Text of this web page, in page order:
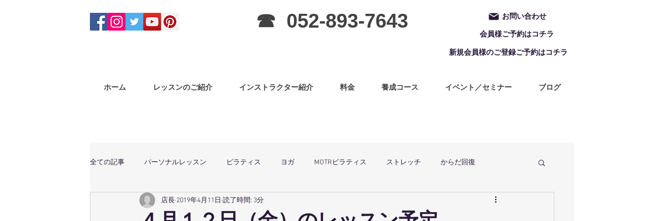
☎ 052-893-7643 お問い合わせ
会員様ご予約はコチラ
新規会員様のご登録ご予約はコチラ
ホーム レッスンのご紹介 インストラクター紹介 料金 養成コース イベント／セミナー ブログ
全ての記事 パーソナルレッスン ピラティス ヨガ MOTRピラティス ストレッチ からだ回復
体幹トレーニング マサラバングラ ピラティス（子連OK） ZUMBA
店長 2019年4月11日 読了時間: 3分